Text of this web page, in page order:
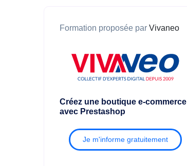
Formation proposée par Vivaneo
Créez une boutique e-commerce
avec Prestashop
Je m'informe gratuitement